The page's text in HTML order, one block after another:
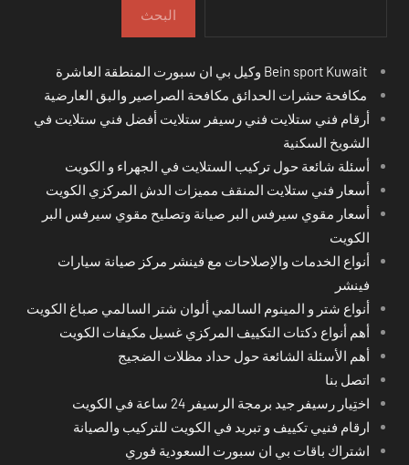
البحث
مكافحة حشرات الحدائق مكافحة الصراصير والبق العارضية
أرقام فني ستلايت فني رسيفر ستلايت أفضل فني ستلايت في
الشويخ السكنية
أسئلة شائعة حول تركيب الستلايت في الجهراء و الكويت
أسعار فني ستلايت المنقف مميزات الدش المركزي الكويت
أسعار مقوي سيرفس البر صيانة وتصليح مقوي سيرفس البر
الكويت
أنواع الخدمات والإصلاحات مع فينشر مركز صيانة سيارات
فينشر
أنواع شتر و المينوم السالمي ألوان شتر السالمي صباغ الكويت
أهم أنواع دكتات التكييف المركزي غسيل مكيفات الكويت
أهم الأسئلة الشائعة حول حداد مظلات الضجيج
اتصل بنا
اختِيار رسيفر جيد برمجة الرسيفر 24 ساعة في الكويت
ارقام فنيي تكييف و تبريد في الكويت للتركيب والصيانة
اشتراك باقات بي ان سبورت السعودية فوري